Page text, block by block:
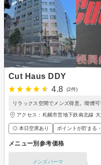
Cut Haus DDY
4.8
(2件)
リラックス空間でメンズ得意。喫煙
アクセス：札幌市営地下鉄南北線
◎ 本日空席あり ポイントが貯まる
メニュー別参考価格
メンズパーマ